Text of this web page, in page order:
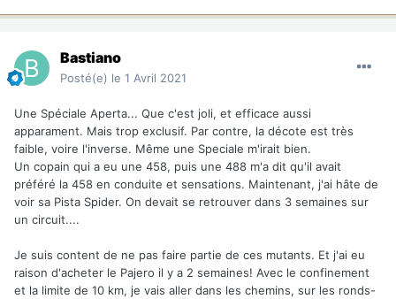
Bastiano
Posté(e) le 1 Avril 2021
Une Spéciale Aperta... Que c'est joli, et efficace aussi
apparament. Mais trop exclusif. Par contre, la décote est très
faible, voire l'inverse. Même une Speciale m'irait bien.
Un copain qui a eu une 458, puis une 488 m'a dit qu'il avait
préféré la 458 en conduite et sensations. Maintenant, j'ai hâte de
voir sa Pista Spider. On devait se retrouver dans 3 semaines sur
un circuit....
Je suis content de ne pas faire partie de ces mutants. Et j'ai eu
raison d'acheter le Pajero il y a 2 semaines! Avec le confinement
et la limite de 10 km, je vais aller dans les chemins, sur les ronds-